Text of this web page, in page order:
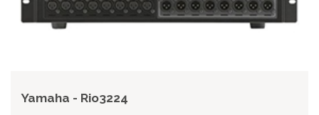
Yamaha - Rio3224